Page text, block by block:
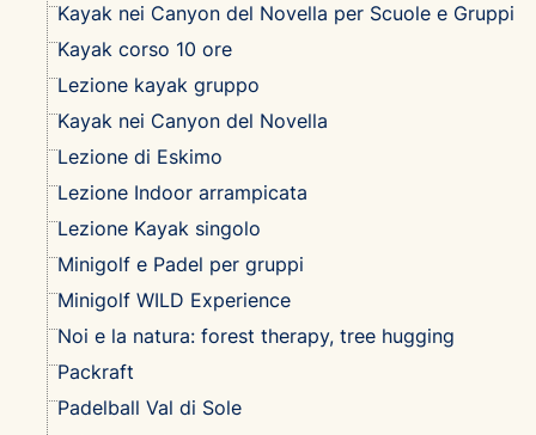
Kayak nei Canyon del Novella per Scuole e Gruppi
Kayak corso 10 ore
Lezione kayak gruppo
Kayak nei Canyon del Novella
Lezione di Eskimo
Lezione Indoor arrampicata
Lezione Kayak singolo
Minigolf e Padel per gruppi
Minigolf WILD Experience
Noi e la natura: forest therapy, tree hugging
Packraft
Padelball Val di Sole